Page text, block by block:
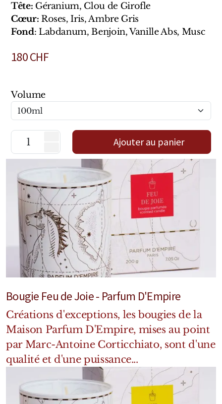
Tête: Géranium, Clou de Girofle
Cœur: Roses, Iris, Ambre Gris
Fond: Labdanum, Benjoin, Vanille Abs, Musc
180CHF
Volume
Ajouter au panier
Bougie Feu de Joie - Parfum D'Empire
Créations d'exceptions, les bougies de la
Maison Parfum D'Empire, mises au point
par Marc-Antoine Corticchiato, sont d'une
qualité et d'une puissance...
Créateur Olfactif Genève
Pernoire
Sam William
Pure Distance
Clive Christian
Marques Argentines
Altaia
Pour Lui
Pour Elle
Mixte
Bougies
Diffuseurs
Cosmétiques